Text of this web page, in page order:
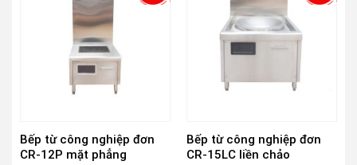
Bếp từ công nghiệp đơn
CR-12P mặt phẳng
Bếp từ công nghiệp đơn
CR-15LC liền chảo